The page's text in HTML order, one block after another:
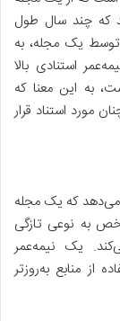
که چند سال طول
توسط یک مجله، به
استنادی بالا
به این معنا که
استناد قرار
می‌دهد که یک مجله
به نوعی تازگی
یک نیمه‌عمر
از منابع به‌روزتر